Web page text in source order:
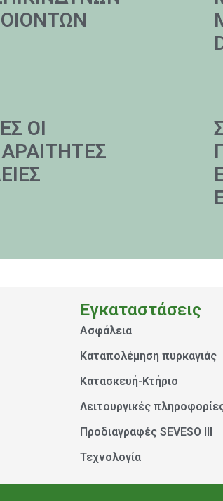
ΟΙ
Εγκαταστάσεις
Ασφάλεια
Καταπολέμηση πυρκαγιάς
Κατασκευή-Κτήριο
Λειτουργικές
Προδιαγραφές SEVESO III
Τεχνολογία